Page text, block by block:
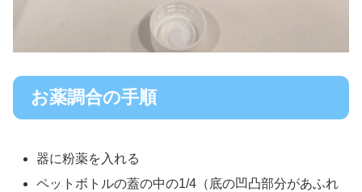
お薬調合の手順
器に粉薬を入れる
ペットボトルの蓋の中の1/4（底の凹凸部分があふれ